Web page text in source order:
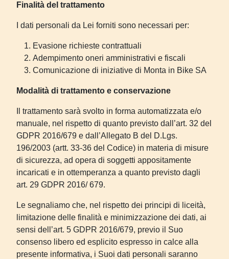
Finalità del trattamento
I dati personali da Lei forniti sono necessari per:
Evasione richieste contrattuali
Adempimento oneri amministrativi e fiscali
Comunicazione di iniziative di Monta in Bike SA
Modalità di trattamento e conservazione
Il trattamento sarà svolto in forma automatizzata e/o
manuale, nel rispetto di quanto previsto dall’art. 32 del
GDPR 2016/679 e dall’Allegato B del D.Lgs.
196/2003 (artt. 33-36 del Codice) in materia di misure
di sicurezza, ad opera di soggetti appositamente
incaricati e in ottemperanza a quanto previsto dagli
art. 29 GDPR 2016/ 679.
Le segnaliamo che, nel rispetto dei principi di liceità,
limitazione delle finalità e minimizzazione dei dati, ai
sensi dell’art. 5 GDPR 2016/679, previo il Suo
consenso libero ed esplicito espresso in calce alla
presente informativa, i Suoi dati personali saranno